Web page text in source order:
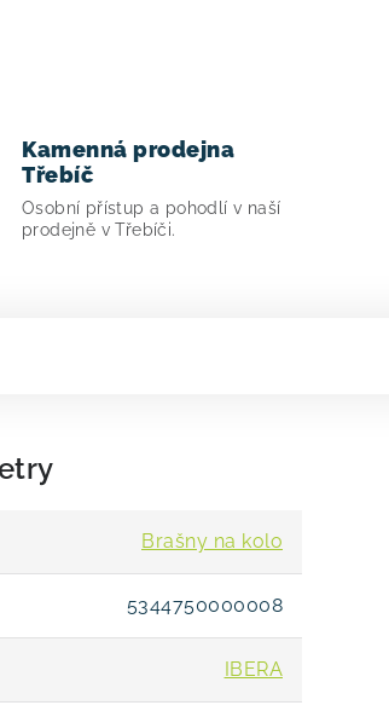
Kamenná prodejna
Třebíč
Osobní přístup a pohodlí v naší
prodejně v Třebíči.
Brašny na kolo
5344750000008
IBERA